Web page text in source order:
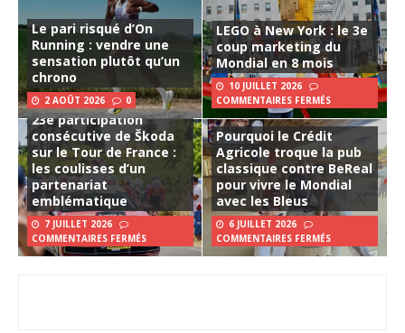
Le pari risqué d’On
Running : vendre une
sensation plutôt qu’un
chrono
2 AOÛT 2026 0
LEGO à New York : le 3e
coup marketing du
Mondial en 8 mois
10 JUILLET 2026
COMMENTAIRES FERMÉS
23e participation
consécutive de Škoda
sur le Tour de France :
les coulisses d’un
partenariat
emblématique
7 JUILLET 2026
COMMENTAIRES FERMÉS
Pourquoi le Crédit
Agricole troque la pub
classique contre BeReal
pour vivre le Mondial
avec les Bleus
6 JUILLET 2026
COMMENTAIRES FERMÉS